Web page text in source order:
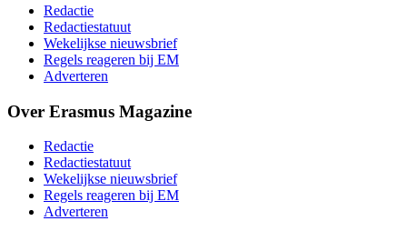
Redactie
Redactiestatuut
Wekelijkse nieuwsbrief
Regels reageren bij EM
Adverteren
Over Erasmus Magazine
Redactie
Redactiestatuut
Wekelijkse nieuwsbrief
Regels reageren bij EM
Adverteren